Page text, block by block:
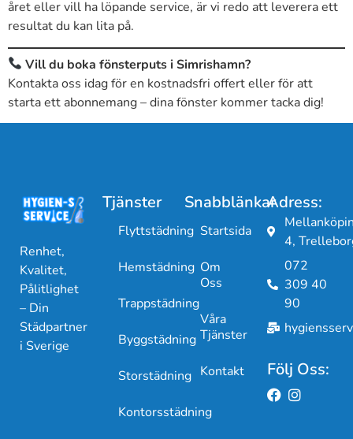
året eller vill ha löpande service, är vi redo att leverera ett
resultat du kan lita på.
Vill du boka fönsterputs i Simrishamn?
Kontakta oss idag för en kostnadsfri offert eller för att
starta ett abonnemang – dina fönster kommer tacka dig!
Renhet,
Kvalitet,
Pålitlighet
– Din
Städpartner
i Sverige
Tjänster
Flyttstädning
Hemstädning
Trappstädning
Byggstädning
Storstädning
Kontorsstädning
Snabblänkar
Startsida
Om
Oss
Våra
Tjänster
Kontakt
Adress:
4,
072
309 40
90
Följ Oss: